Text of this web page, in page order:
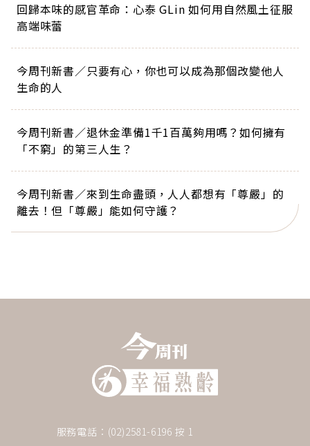
回歸本味的感官革命：心泰 GLin 如何用自然風土征服
高端味蕾
今周刊新書／只要有心，你也可以成為那個改變他人
生命的人
今周刊新書／退休金準備1千1百萬夠用嗎？如何擁有
「不窮」的第三人生？
今周刊新書／來到生命盡頭，人人都想有「尊嚴」的
離去！但「尊嚴」能如何守護？
服務電話：(02)2581-6196 按 1